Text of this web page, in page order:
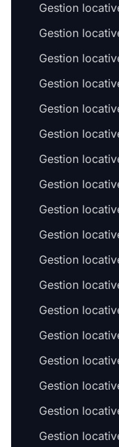
Gestion
Gestion
Gestion
Gestion
Gestion
Gestion
Gestion
Gestion
Gestion
Gestion
Gestion
Gestion
Gestion
Gestion
Gestion
Gestion
Gestion
Gestion